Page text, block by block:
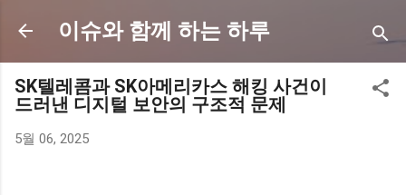
기본 콘텐츠로 건너뛰기
이슈와 함께 하는 하루
SK텔레콤과 SK아메리카스 해킹 사건이
드러낸 디지털 보안의 구조적 문제
5월 06, 2025